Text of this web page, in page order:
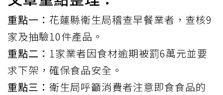
重點一： 花蓮縣衛生局稽查早餐業者，查核9
家及抽驗10件產品。
重點二： 1家業者因食材逾期被罰6萬元並要
求下架，確保食品安全。
重點三： 衛生局呼籲消費者注意即食食品的